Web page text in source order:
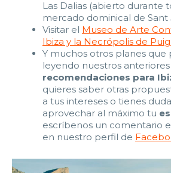
Las Dalias (abierto durante
mercado dominical de Sant
Visitar el Museo de Arte
Ibiza y la Necrópolis de
Y muchos otros planes que
leyendo nuestros
recomendaciones para
quieres saber otras
a tus intereses o tienes
aprovechar al máximo tu
escríbenos un comentario
en nuestro perfil de